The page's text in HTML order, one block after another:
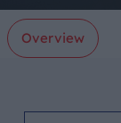
Overview